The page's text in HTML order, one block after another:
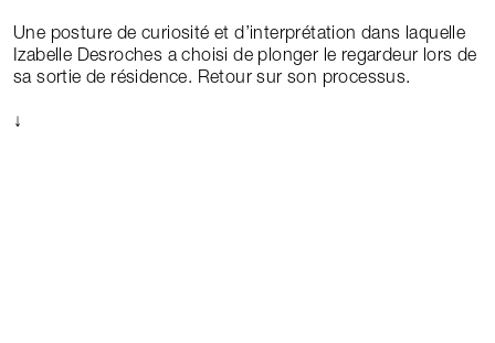
Une posture de curiosité et d’interprétation dans laquelle
Izabelle Desroches a choisi de plonger le regardeur lors de
sa sortie de résidence. Retour sur son processus.
↓